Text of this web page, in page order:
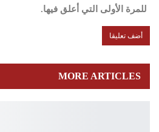
للمرة الأولى التي أعلق فيها.
MORE ARTICLES